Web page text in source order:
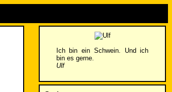
Ich bin ein Schwein. Und ich
bin es gerne.
Ulf